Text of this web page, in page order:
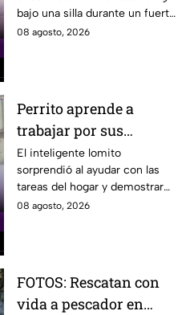
bajo una silla durante un fuerte
aguacero y conmovieron a
08 agosto, 2026
Perrito aprende a
trabajar por sus
premios y se vuelve
viral
El inteligente lomito
sorprendió al ayudar con las
tareas del hogar y demostrar
que ya conoce la fórmula:
08 agosto, 2026
FOTOS: Rescatan con
vida a pescador en